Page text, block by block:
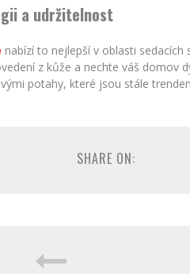
a udržitelnost
nabízí to nejlepší v oblasti
z kůže a nechte váš domov
potahy, které jsou stále
SHARE ON: